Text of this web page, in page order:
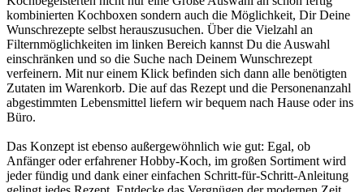
kombinierten Kochboxen sondern auch die Möglichkeit, Dir Deine
Wunschrezepte selbst herauszusuchen. Über die Vielzahl an
Filternmöglichkeiten im linken Bereich kannst Du die Auswahl
einschränken und so die Suche nach Deinem Wunschrezept
verfeinern. Mit nur einem Klick befinden sich dann alle benötigten
Zutaten im Warenkorb. Die auf das Rezept und die Personenanzahl
abgestimmten Lebensmittel liefern wir bequem nach Hause oder ins
Büro.
Das Konzept ist ebenso außergewöhnlich wie gut: Egal, ob
Anfänger oder erfahrener Hobby-Koch, im großen Sortiment wird
jeder fündig und dank einer einfachen Schritt-für-Schritt-Anleitung